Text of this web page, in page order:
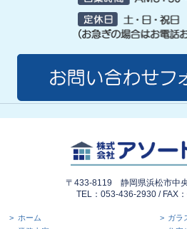
〒433-8119 静岡県浜松市中
TEL：053-436-2930 / FAX
ホーム
ガラ